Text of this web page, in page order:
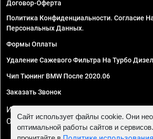
Договор-Оферта
Политика Конфиденциальности. Согласие
Персональных Данных.
Формы Оплаты
Удаление Сажевого Фильтра На Турбо
Чип Тюнинг BMW После 2020.06
Заказать Звонок
ИП Смирнов Георгий Павлович. ИНН
ОГРНИП 324470400032610
Сайт использует файлы cookie. Они
оптимальной работы сайтов и